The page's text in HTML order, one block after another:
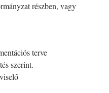
részben, vagy
terve
szerint.